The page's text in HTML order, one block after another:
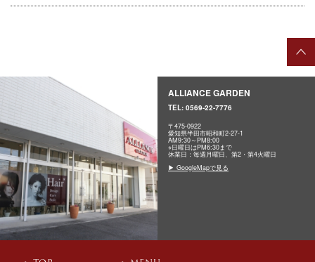
ALLIANCE GARDEN
TEL: 0569-22-7776
〒475-0922
愛知県半田市昭和町2-27-1
AM9:30～PM8:00
※日曜日はPM6:30まで
休業日：毎週月曜日、第2・第4火曜日
▶ GoogleMapで見る